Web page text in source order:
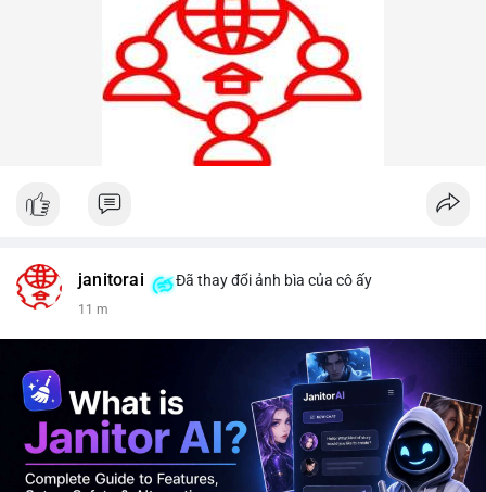
janitorai Đã thay đổi ảnh bìa của cô ấy
11 m